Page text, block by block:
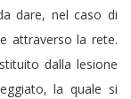
dare, nel caso di
attraverso la rete.
dalla lesione
la quale si